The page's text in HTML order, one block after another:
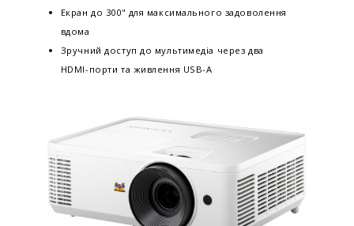
Екран до 300" для максимального задоволення
вдома
Зручний доступ до мультимедіа через два
HDMI-порти та живлення USB-A